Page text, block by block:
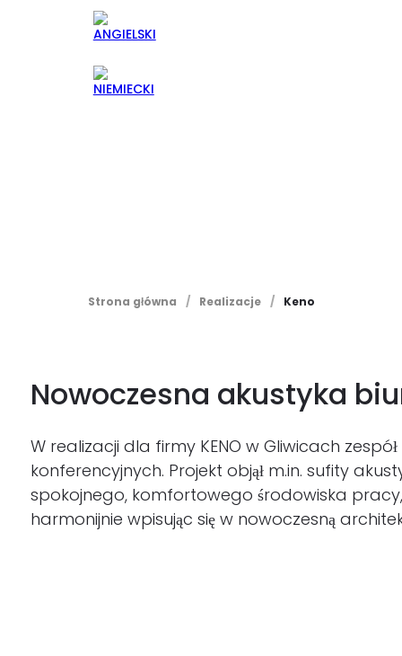
Strona główna / Realizacje / Keno
Nowoczesna akustyka
W realizacji dla firmy KENO w Gliwicach
konferencyjnych. Projekt objął m.in. sufity
spokojnego, komfortowego środowiska pracy,
harmonijnie wpisując się w nowoczesną